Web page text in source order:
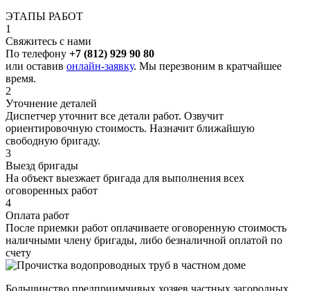
ЭТАПЫ РАБОТ
1
Свяжитесь с нами
По телефону +7 (812) 929 90 80
или оставив онлайн-заявку. Мы перезвоним в кратчайшее
время.
2
Уточнение деталей
Диспетчер уточнит все детали работ. Озвучит
ориентировочную стоимость. Назначит ближайшую
свободную бригаду.
3
Выезд бригады
На объект выезжает бригада для выполнения всех
оговоренных работ
4
Оплата работ
После приемки работ оплачиваете оговоренную стоимость
наличными члену бригады, либо безналичной оплатой по
счету